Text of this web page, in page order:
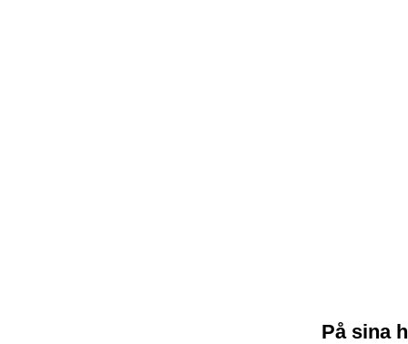
På sina